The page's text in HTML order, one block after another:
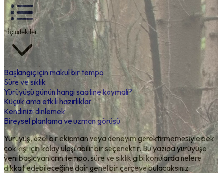
İçindekiler
Başlangıç için makul bir tempo
Süre ve sıklık
Yürüyüşü günün hangi saatine koymalı?
Küçük ama etkili hazırlıklar
Kendinizi dinlemek
Bireysel planlama ve uzman görüşü
Yürüyüş, özel bir ekipman veya deneyim gerektirmemesiyle pek
çok kişi için kolay ulaşılabilir bir seçenektir. Bu yazıda yürüyüşe
yeni başlayanların tempo, süre ve sıklık gibi konularda nelere
dikkat edebileceğine dair genel bir çerçeve bulacaksınız.